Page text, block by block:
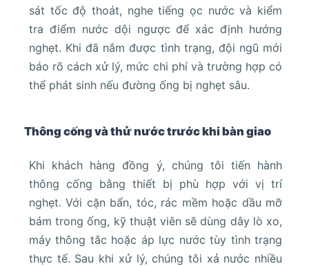
sát tốc độ thoát, nghe tiếng ọc nước và kiểm
tra điểm nước dội ngược để xác định hướng
nghẹt. Khi đã nắm được tình trạng, đội ngũ mới
báo rõ cách xử lý, mức chi phí và trường hợp có
thể phát sinh nếu đường ống bị nghẹt sâu.
Thông cống và thử nước trước khi bàn giao
Khi khách hàng đồng ý, chúng tôi tiến hành
thông cống bằng thiết bị phù hợp với vị trí
nghẹt. Với cặn bẩn, tóc, rác mềm hoặc dầu mỡ
bám trong ống, kỹ thuật viên sẽ dùng dây lò xo,
máy thông tắc hoặc áp lực nước tùy tình trạng
thực tế. Sau khi xử lý, chúng tôi xả nước nhiều